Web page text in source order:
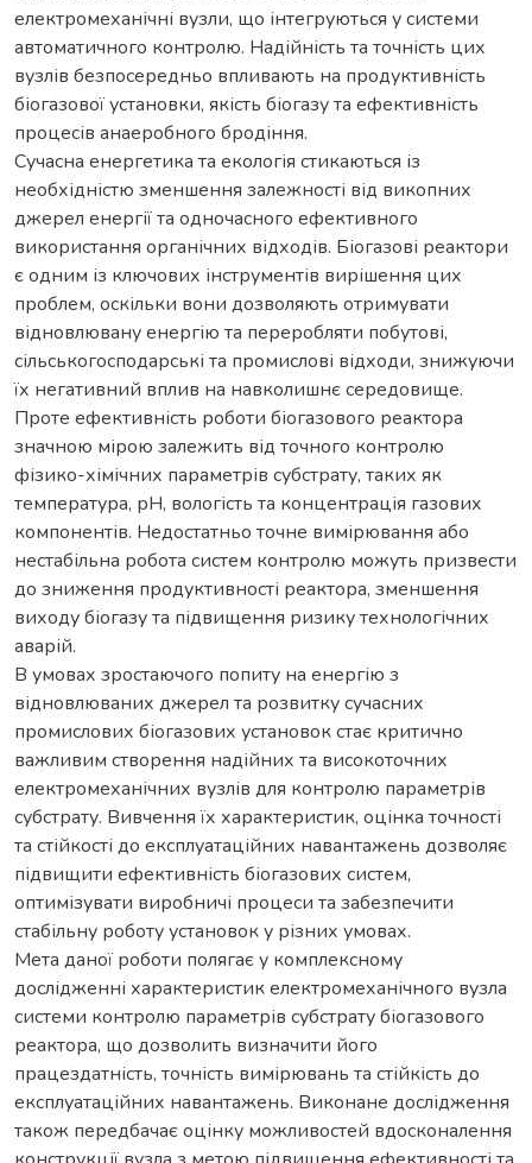
електромеханічні вузли, що інтегруються у системи
автоматичного контролю. Надійність та точність цих
вузлів безпосередньо впливають на продуктивність
біогазової установки, якість біогазу та ефективність
процесів анаеробного бродіння.
Сучасна енергетика та екологія стикаються із
необхідністю зменшення залежності від викопних
джерел енергії та одночасного ефективного
використання органічних відходів. Біогазові реактори
є одним із ключових інструментів вирішення цих
проблем, оскільки вони дозволяють отримувати
відновлювану енергію та переробляти побутові,
сільськогосподарські та промислові відходи, знижуючи
їх негативний вплив на навколишнє середовище.
Проте ефективність роботи біогазового реактора
значною мірою залежить від точного контролю
фізико-хімічних параметрів субстрату, таких як
температура, рН, вологість та концентрація газових
компонентів. Недостатньо точне вимірювання або
нестабільна робота систем контролю можуть призвести
до зниження продуктивності реактора, зменшення
виходу біогазу та підвищення ризику технологічних
аварій.
В умовах зростаючого попиту на енергію з
відновлюваних джерел та розвитку сучасних
промислових біогазових установок стає критично
важливим створення надійних та високоточних
електромеханічних вузлів для контролю параметрів
субстрату. Вивчення їх характеристик, оцінка точності
та стійкості до експлуатаційних навантажень дозволяє
підвищити ефективність біогазових систем,
оптимізувати виробничі процеси та забезпечити
стабільну роботу установок у різних умовах.
Мета даної роботи полягає у комплексному
дослідженні характеристик електромеханічного вузла
системи контролю параметрів субстрату біогазового
реактора, що дозволить визначити його
працездатність, точність вимірювань та стійкість до
експлуатаційних навантажень. Виконане дослідження
також передбачає оцінку можливостей вдосконалення